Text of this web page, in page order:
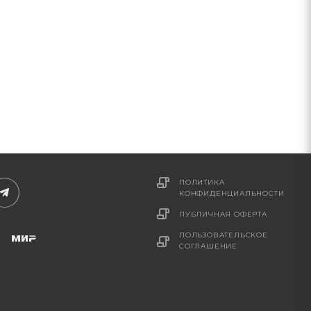
ПОЛИТИКА
КОНФИДЕНЦИАЛЬНОСТИ
ПУБЛИЧНАЯ ОФЕРТА
ПОЛЬЗОВАТЕЛЬСКОЕ
СОГЛАШЕНИЕ